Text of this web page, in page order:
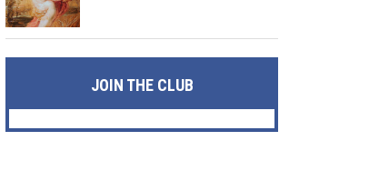
JOIN THE CLUB